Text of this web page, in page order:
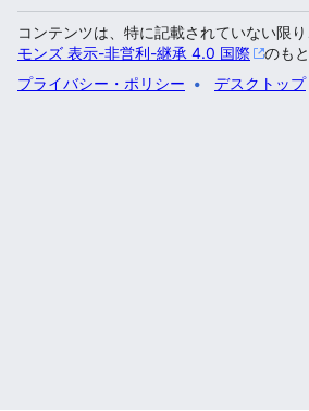
コンテンツは、特に記載されていない限り
モンズ 表示-非営利-継承 4.0 国際
のも
プライバシー・ポリシー
デスクトップ